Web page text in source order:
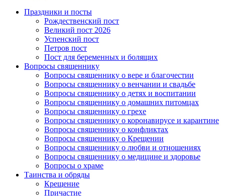
Праздники и посты
Рождественский пост
Великий пост 2026
Успенский пост
Петров пост
Пост для беременных и болящих
Вопросы священнику
Вопросы священнику о вере и благочестии
Вопросы священнику о венчании и свадьбе
Вопросы священнику о детях и воспитании
Вопросы священнику о домашних питомцах
Вопросы священнику о грехе
Вопросы священнику о коронавирусе и карантине
Вопросы священнику о конфликтах
Вопросы священнику о Крещении
Вопросы священнику о любви и отношениях
Вопросы священнику о медицине и здоровье
Вопросы о храме
Таинства и обряды
Крещение
Причастие